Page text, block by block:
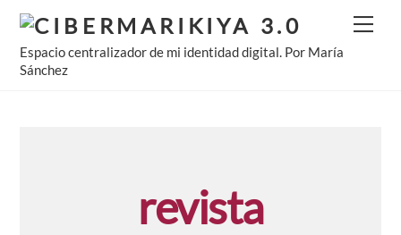
Skip
content
Espacio centralizador de mi identidad digital. Por María
Sánchez
revista